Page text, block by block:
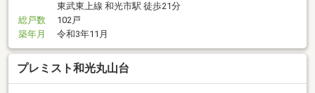
東武東上線 和光市駅 徒歩21分
総戸数
102戸
築年月
令和3年11月
プレミスト和光丸山台